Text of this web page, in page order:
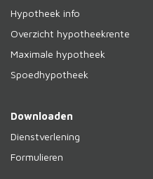
Hypotheek info
Overzicht hypotheekrente
Maximale hypotheek
Spoedhypotheek
Downloaden
Dienstverlening
Formulieren